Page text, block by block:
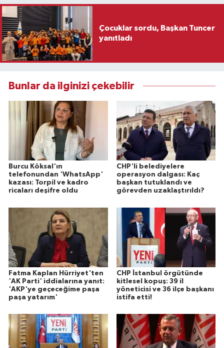
Çocuklar sordu, Başkan Tuncer
yanıtladı
Bunlar da ilginizi çekebilir
Burcu Köksal'ın
telefonundan 'WhatsApp'
kazası: Torpil ve kadro
ricaları deşifre oldu
CHP'li belediyelere
operasyon dalgası: Kaç
başkan tutuklandı ve
görevden uzaklaştırıldı?
Fatma Kaplan Hürriyet'ten
'AK Parti' iddialarına yanıt:
'AKP'ye geçeceğime paşa
paşa yatarım'
CHP İstanbul örgütünde
kitlesel kopuş: 39 il
yöneticisi ve 36 ilçe başkanı
istifa etti!